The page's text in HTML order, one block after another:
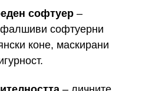
софтуер –
фалшиви софтуерни
коне, маскирани